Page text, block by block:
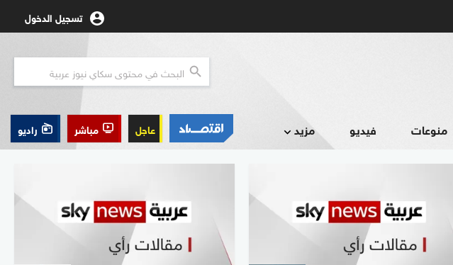
تسجيل الدخول
منوعات فيديو مزيد عاجل مباشر راديو